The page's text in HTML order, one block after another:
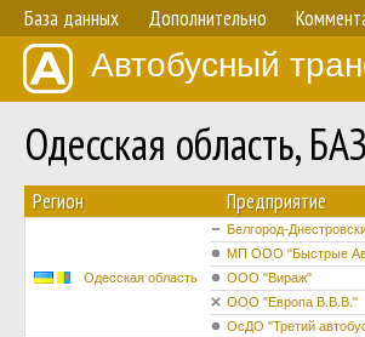
База данных Дополнительно
Автобусный
Одесская область,
Регион Предприятие
Одесская область
Белгород-
МП ООО "Быстрые
ООО "Вираж"
ООО "Европа В.В.В."
ОсДО "Третий